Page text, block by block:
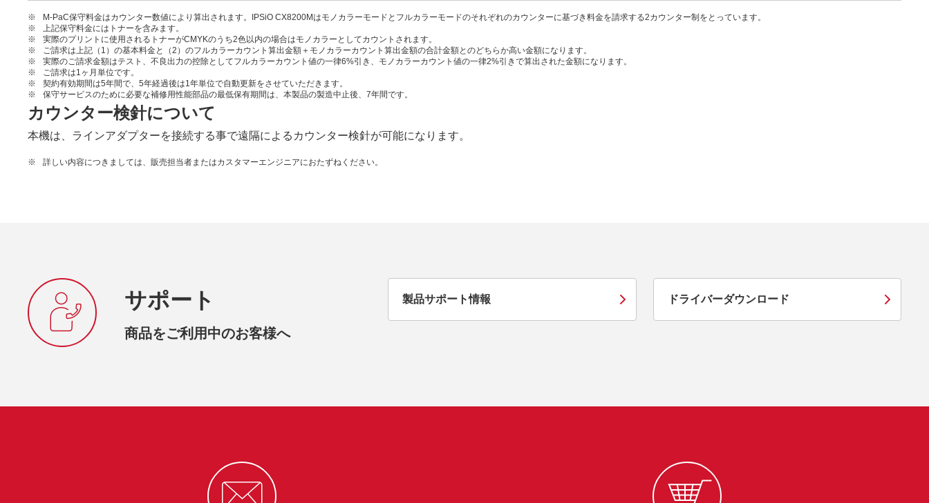
※
M-PaC保守料金はカウンター数値により算出されます。IPSiO CX8200Mはモノカラーモードとフルカラーモードのそれぞれのカウンターに基づき料金を請求する2カウンター制をとっています。
※
上記保守料金にはトナーを含みます。
※
実際のプリントに使用されるトナーがCMYKのうち2色以内の場合はモノカラーとしてカウントされます。
※
ご請求は上記（1）の基本料金と（2）のフルカラーカウント算出金額＋モノカラーカウント算出金額の合計金額とのどちらか高い金額になります。
※
実際のご請求金額はテスト、不良出力の控除としてフルカラーカウント値の一律6%引き、モノカラーカウント値の一律2%引きで算出された金額になります。
※
ご請求は1ヶ月単位です。
※
契約有効期間は5年間で、5年経過後は1年単位で自動更新をさせていただきます。
※
保守サービスのために必要な補修用性能部品の最低保有期間は、本製品の製造中止後、7年間です。
カウンター検針について
本機は、ラインアダプターを接続する事で遠隔によるカウンター検針が可能になります。
※ 詳しい内容につきましては、販売担当者またはカスタマーエンジニアにおたずねください。
サポート
商品をご利用中のお客様へ
製品サポート情報 ドライバーダウンロード